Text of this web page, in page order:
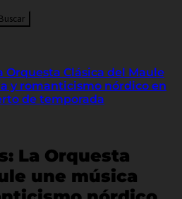
Orquesta Clásica del Maule
y romanticismo nórdico en
de temporada
La Orquesta
une música